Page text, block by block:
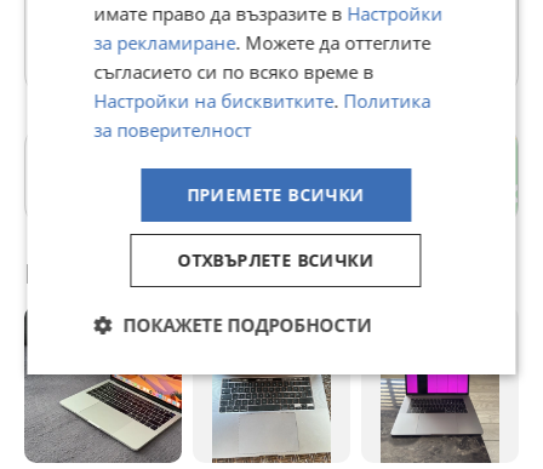
48 Обяви
Младост 1
Препоръчани за теб
имате право да възразите в Настройки
за рекламиране. Можете да оттеглите
съгласието си по всяко време в
Настройки на бисквитките. Политика
за поверителност
ПРИЕМЕТЕ ВСИЧКИ
ОТХВЪРЛЕТЕ ВСИЧКИ
ПОКАЖЕТЕ ПОДРОБНОСТИ